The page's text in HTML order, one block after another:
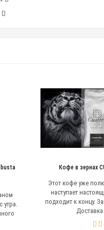
утра.
Кофе в зернах
Этот кофе уже
наступает
подходит к концу.